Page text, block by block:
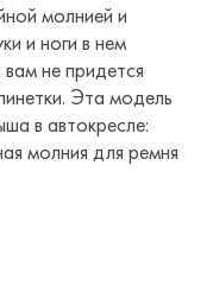
молнией и
и ноги в нем
не придется
Эта модель
в автокресле:
молния для ремня